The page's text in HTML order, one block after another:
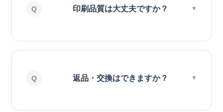
印刷品質は大丈夫ですか？
返品・交換はできますか？